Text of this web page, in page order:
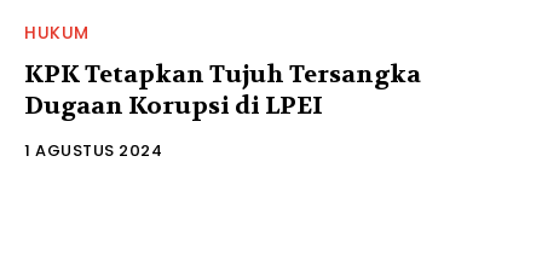
HUKUM
KPK Tetapkan Tujuh Tersangka
Dugaan Korupsi di LPEI
1 AGUSTUS 2024